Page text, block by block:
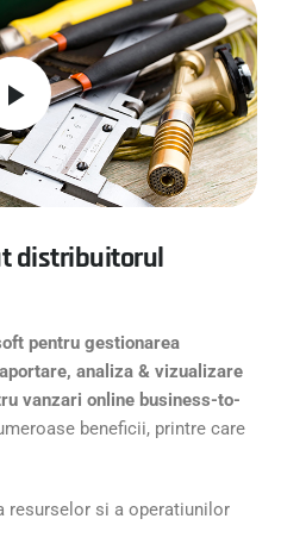
distribuitorul
pentru gestionarea
analiza & vizualizare
vanzari online business-to-
beneficii, printre care
resurselor si a operatiunilor